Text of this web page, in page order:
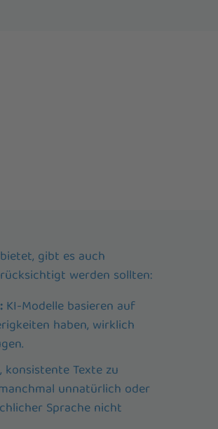
gibt es auch
werden sollten:
KI-Modelle basieren auf
haben, wirklich
Texte zu
unnatürlich oder
Sprache nicht